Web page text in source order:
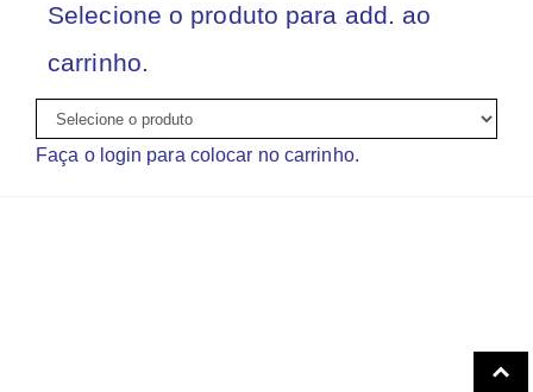
Selecione o produto para add. ao
carrinho.
Faça o login para colocar no carrinho.